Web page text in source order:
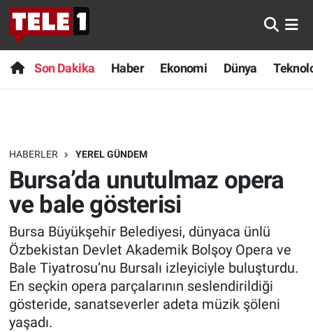
Son Dakika Haber Ekonomi Dünya
HABERLER YEREL GÜNDEM
Bursa’da unutulmaz opera
ve bale gösterisi
Bursa Büyükşehir Belediyesi, dünyaca ünlü
Özbekistan Devlet Akademik Bolşoy Opera ve
Bale Tiyatrosu’nu Bursalı izleyiciyle buluşturdu.
En seçkin opera parçalarının seslendirildiği
gösteride, sanatseverler adeta müzik şöleni
yaşadı.
Anında Manşet
Başka Sohbetler
Bilim turu
Bilim ve Teknoloji Evreni
Doğa Konuşuyor
Dünya
Ege Saati
Son Dakika
Haber
Dünya
Teknoloji
Sağlık
Spor
Yayın Akışı
Nöbetçi Eczaneler
Hava Durumu
Trafik Durumu
Süper Lig Puan Durumu ve Fikstür
Tüm Manşetler
Son Dakika Haberleri
Haber Arşivi